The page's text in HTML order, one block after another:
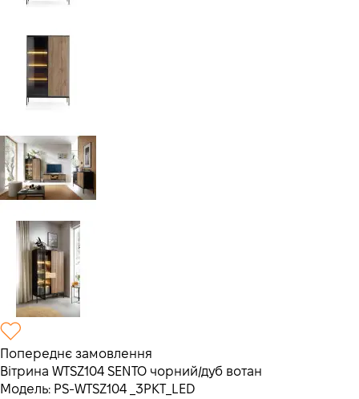
Попереднє замовлення
Вітрина WTSZ104 SENTO чорний/дуб вотан
Модель: PS-WTSZ104 _3PKT_LED